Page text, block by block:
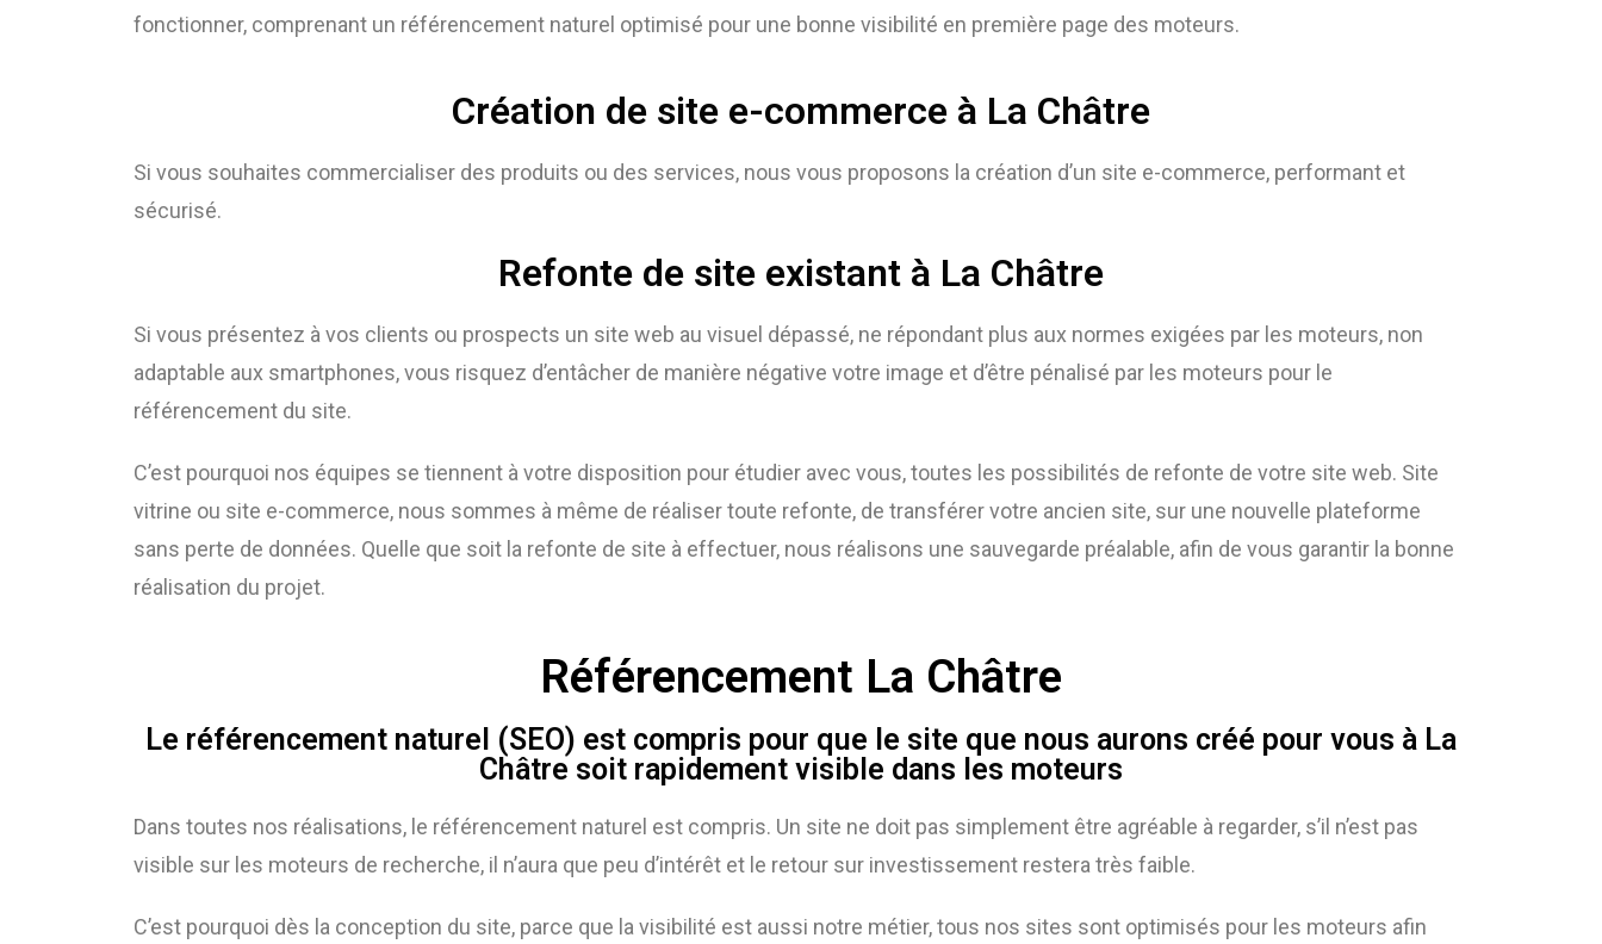
fonctionner, comprenant un référencement naturel optimisé pour une bonne visibilité en première page des moteurs.
Création de site e-commerce à La Châtre
Si vous souhaites commercialiser des produits ou des services, nous vous proposons la création d’un site e-commerce, performant et
sécurisé.
Refonte de site existant à La Châtre
Si vous présentez à vos clients ou prospects un site web au visuel dépassé, ne répondant plus aux normes exigées par les moteurs, non
adaptable aux smartphones, vous risquez d’entâcher de manière négative votre image et d’être pénalisé par les moteurs pour le
référencement du site.
C’est pourquoi nos équipes se tiennent à votre disposition pour étudier avec vous, toutes les possibilités de refonte de votre site web. Site
vitrine ou site e-commerce, nous sommes à même de réaliser toute refonte, de transférer votre ancien site, sur une nouvelle plateforme
sans perte de données. Quelle que soit la refonte de site à effectuer, nous réalisons une sauvegarde préalable, afin de vous garantir la bonne
réalisation du projet.
Référencement La Châtre
Le référencement naturel (SEO) est compris pour que le site que nous aurons créé pour vous à La
Châtre soit rapidement visible dans les moteurs
Dans toutes nos réalisations, le référencement naturel est compris. Un site ne doit pas simplement être agréable à regarder, s’il n’est pas
visible sur les moteurs de recherche, il n’aura que peu d’intérêt et le retour sur investissement restera très faible.
C’est pourquoi dès la conception du site, parce que la visibilité est aussi notre métier, tous nos sites sont optimisés pour les moteurs afin